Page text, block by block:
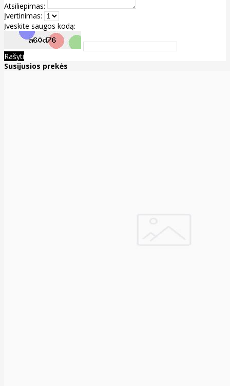
Atsiliepimas:
Įvertinimas:
Įveskite saugos kodą:
Rašyti
Susijusios prekės